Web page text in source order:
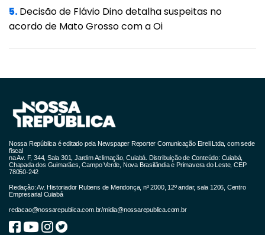
conseguir um novo hábito, conforme estudos
conseguir permanecer disciplinado, focado e
persistente, dando um passo de cada vez, em
90 dias ela obterá um hábito positivo e
duradouro.
Os 90 dias ou 03 meses, que na minha
concepção lhe garantirá um hábito excelente,
é baseado no equilíbrio e racionalidade.
5.Decisão de Flávio Dino detalha suspeitas no
acordo de Mato Grosso com a Oi
Nossa República é editado pela Newspaper Reporter Comunicação Eireli Ltda, com sede
fiscal
na Av. F, 344, Sala 301, Jardim Aclimação, Cuiabá. Distribuição de Conteúdo: Cuiabá,
Chapada dos Guimarães, Campo Verde, Nova Brasilândia e Primavera do Leste, CEP
78050-242
Redação: Av. Historiador Rubens de Mendonça, nº 2000, 12º andar, sala 1206, Centro
Empresarial Cuiabá
redacao@nossarepublica.com.br/midia@nossarepublica.com.br